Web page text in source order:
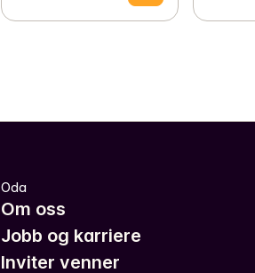
Oda
Om oss
Jobb og karriere
Inviter venner